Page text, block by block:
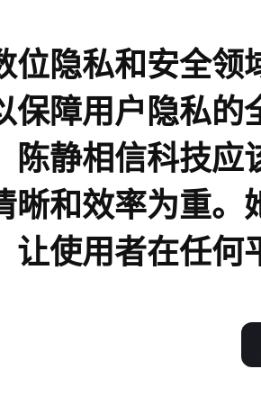
位隐私和安全
保障用户隐私的
陈静相信科技应
晰和效率为重。
让使用者在任何